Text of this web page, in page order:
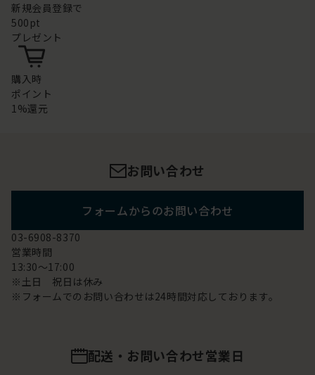
新規会員登録で
500pt
プレゼント
購入時
ポイント
1%還元
お問い合わせ
フォームからのお問い合わせ
03-6908-8370
営業時間
13:30～17:00
※土日 祝日は休み
※フォームでのお問い合わせは24時間対応しております。
配送・お問い合わせ営業日